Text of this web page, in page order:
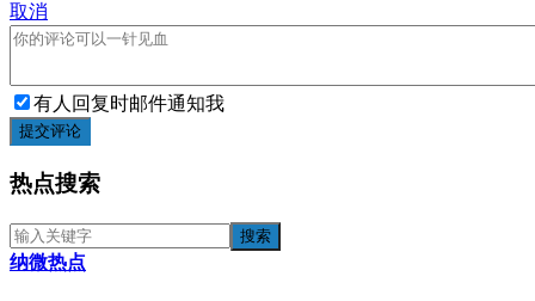
取消
有人回复时邮件通知我
提交评论
热点搜索
纳微热点